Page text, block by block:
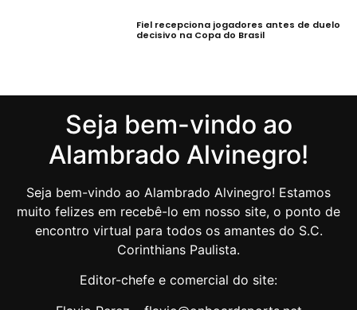
Fiel recepciona jogadores antes de duelo
decisivo na Copa do Brasil
Seja bem-vindo ao
Alambrado Alvinegro!
Seja bem-vindo ao Alambrado Alvinegro! Estamos
muito felizes em recebê-lo em nosso site, o ponto de
encontro virtual para todos os amantes do S.C.
Corinthians Paulista.
Editor-chefe e comercial do site: